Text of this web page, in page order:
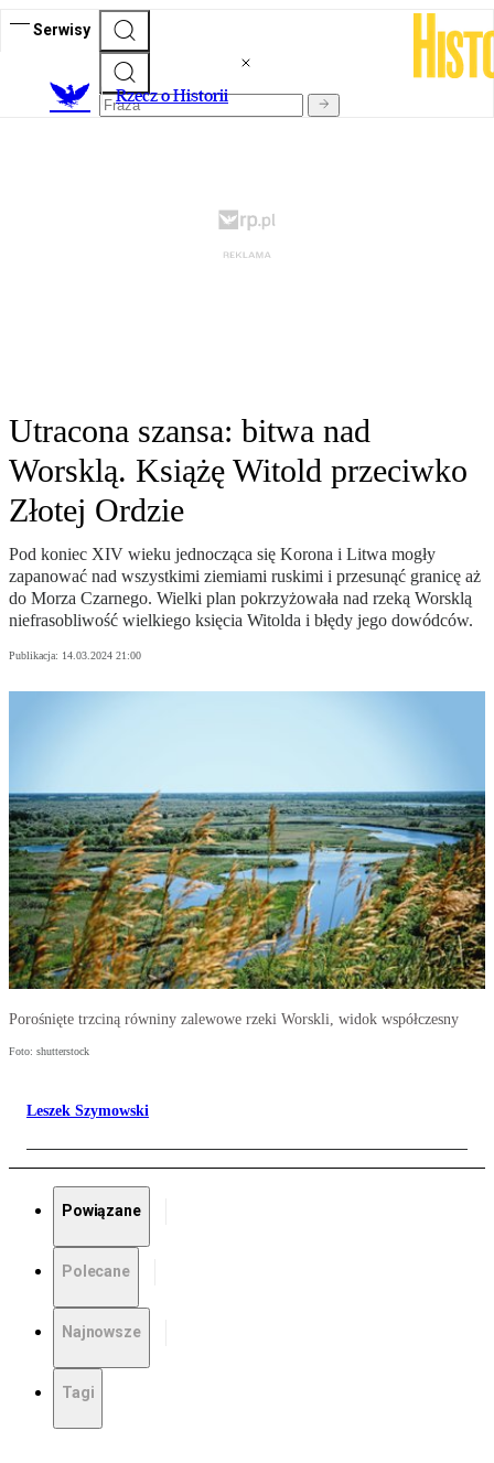
Serwisy
Rzecz o Historii
Utracona szansa: bitwa nad
Worsklą. Książę Witold przeciwko
Złotej Ordzie
Pod koniec XIV wieku jednocząca się Korona i Litwa mogły
zapanować nad wszystkimi ziemiami ruskimi i przesunąć granicę aż
do Morza Czarnego. Wielki plan pokrzyżowała nad rzeką Worsklą
niefrasobliwość wielkiego księcia Witolda i błędy jego dowódców.
Publikacja: 14.03.2024 21:00
Porośnięte trzciną równiny zalewowe rzeki Worskli, widok współczesny
Foto: shutterstock
Leszek Szymowski
Powiązane
Polecane
Najnowsze
Tagi